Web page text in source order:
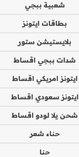
شعبية ببجي
بطاقات ايتونز
بلايستيشن ستور
شدات ببجي اقساط
ايتونز امريكي اقساط
ايتونز سعودي اقساط
شحن يلا لودو اقساط
حناء شعر
حنا